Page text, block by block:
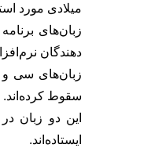
میلادی مورد استفاده فقط ۴. ۱۵ درصد از توسعه
دهندگان
زبان‌های سی و
سقوط کرده‌اند.
ایستاده‌اند.